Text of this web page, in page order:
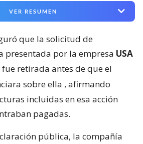
VER RESUMEN
que la solicitud de
presentada por la empresa USA
fue retirada antes de que el
sobre ella , afirmando
incluidas en esa acción
pagadas.
pública, la compañía